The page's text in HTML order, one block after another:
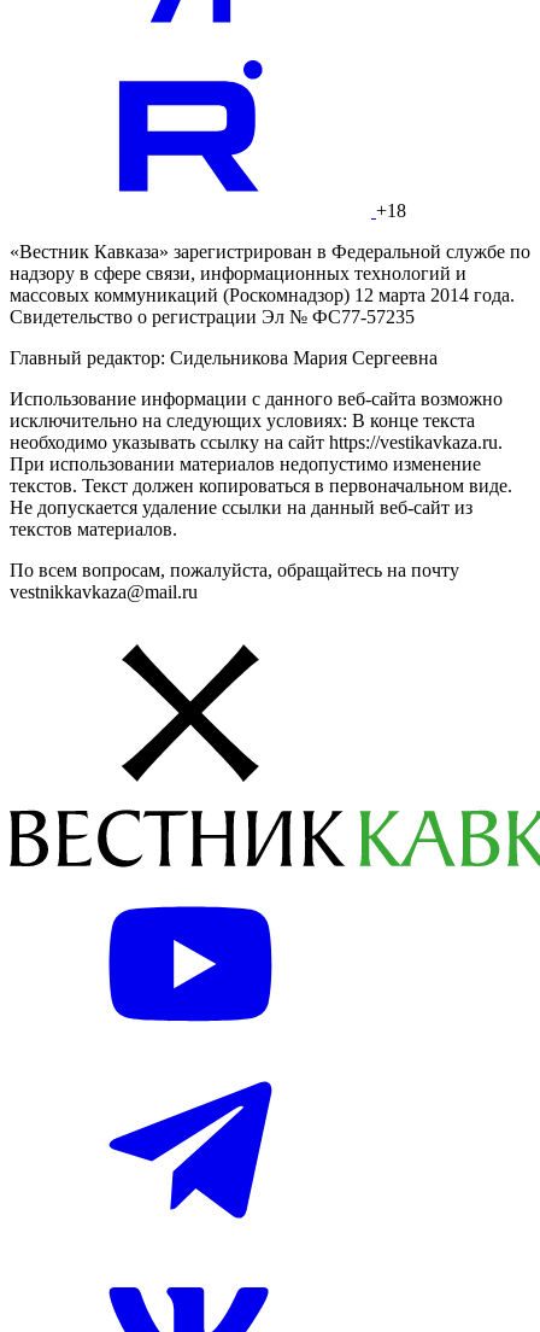
+18
«Вестник Кавказа» зарегистрирован в Федеральной службе по
надзору в сфере связи, информационных технологий и
массовых коммуникаций (Роскомнадзор) 12 марта 2014 года.
Свидетельство о регистрации Эл № ФС77-57235
Главный редактор: Сидельникова Мария Сергеевна
Использование информации с данного веб-сайта возможно
исключительно на следующих условиях: В конце текста
необходимо указывать ссылку на сайт https://vestikavkaza.ru.
При использовании материалов недопустимо изменение
текстов. Текст должен копироваться в первоначальном виде.
Не допускается удаление ссылки на данный веб-сайт из
текстов материалов.
По всем вопросам, пожалуйста, обращайтесь на почту
vestnikkavkaza@mail.ru